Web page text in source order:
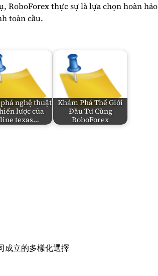
RoboForex thực sự là lựa chọn hoàn hảo
toàn cầu.
nghệ thuật
lược của
texas…
Khám Phá Thế Giới
Đầu Tư Cùng
RoboForex
成立的多樣化選擇